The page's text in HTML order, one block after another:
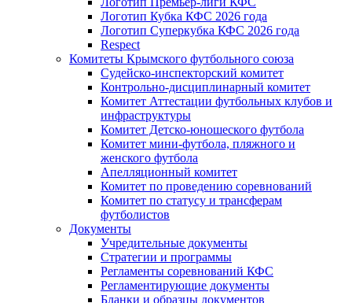
Логотип Кубка КФС 2026 года
Логотип Суперкубка КФС 2026 года
Respect
Комитеты Крымского футбольного союза
Судейско-инспекторский комитет
Контрольно-дисциплинарный комитет
Комитет Аттестации футбольных клубов и
инфраструктуры
Комитет Детско-юношеского футбола
Комитет мини-футбола, пляжного и
женского футбола
Апелляционный комитет
Комитет по проведению соревнований
Комитет по статусу и трансферам
футболистов
Документы
Учредительные документы
Стратегии и программы
Регламенты соревнований КФС
Регламентирующие документы
Бланки и образцы документов